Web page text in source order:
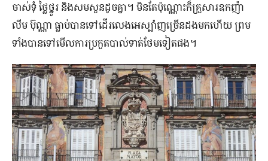
ចាស់​ទុំ ថ្លៃថ្នូរ និង​សមសួន​ដូច​គ្នា។ មិន​តែ​ប៉ុណ្ណោះ​ក៏​គ្រួសារ​ឧកញ៉ា
លីម ប៊ុណ្ណា ធ្លាប់​បាន​ទៅ​ដើរលេង​អេស្ប៉ាញ​ច្រើន​ដង​មក​ហើយ ព្រម​
ទាំង​បាន​ទៅ​មើល​ការ​ប្រកួត​បាល់ទាត់​ថែម​ទៀត​ផង។